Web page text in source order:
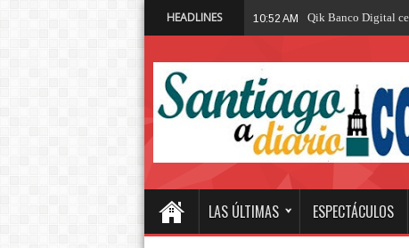
HEADLINES 10:52 AM Qik Banco Digital
LAS ÚLTIMAS ESPECTÁCULOS